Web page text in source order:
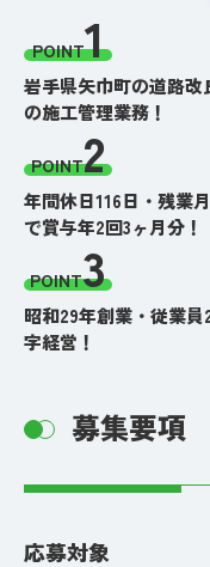
POINT1
岩手県矢巾町の道路
の施工管理業務！
POINT2
年間休日116日・残業
で賞与年2回3ヶ月分！
POINT3
昭和29年創業・従業
字経営！
募集要項
応募対象